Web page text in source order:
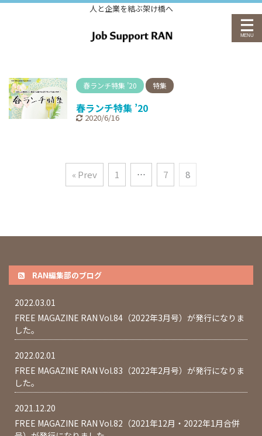
人と企業を結ぶ架け橋へ
春ランチ特集 ’20 特集
春ランチ特集 ’20
2020/6/16
« Prev 1 … 7 8
RAN編集部のブログ
2022.03.01
FREE MAGAZINE RAN Vol.84（2022年3月号）が発行になりま
した。
2022.02.01
FREE MAGAZINE RAN Vol.83（2022年2月号）が発行になりま
した。
2021.12.20
FREE MAGAZINE RAN Vol.82（2021年12月・2022年1月合併